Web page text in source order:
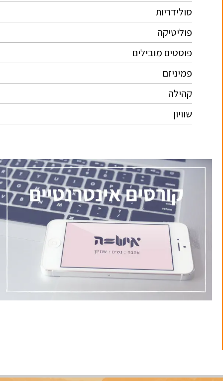
סולידריות
פוליטיקה
פוסטים מובילים
פמיניזם
קהילה
שוויון